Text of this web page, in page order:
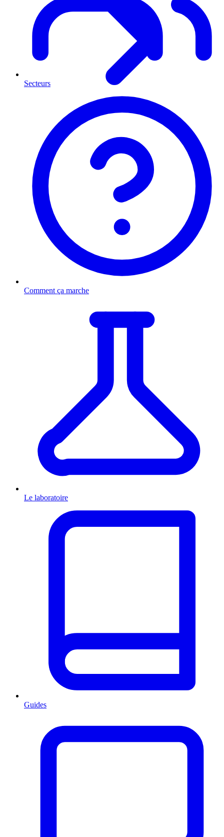
Secteurs
Comment ça marche
Le laboratoire
Guides